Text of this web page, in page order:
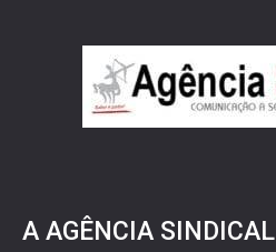
A AGÊNCIA SINDICAL